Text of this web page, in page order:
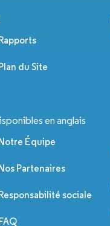
Rapports
Plan du Site
en anglais
Notre Équipe
Nos Partenaires
Responsabilité sociale
FAQ